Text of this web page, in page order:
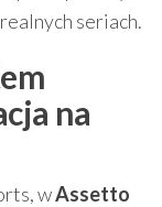
seriach.
na
wAssetto